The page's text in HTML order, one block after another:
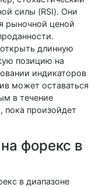
силы (RSI). Они
рыночной ценой
длинную
позицию на
индикаторов
может оставаться
в течение
пока произойдет
форекс в
в диапазоне